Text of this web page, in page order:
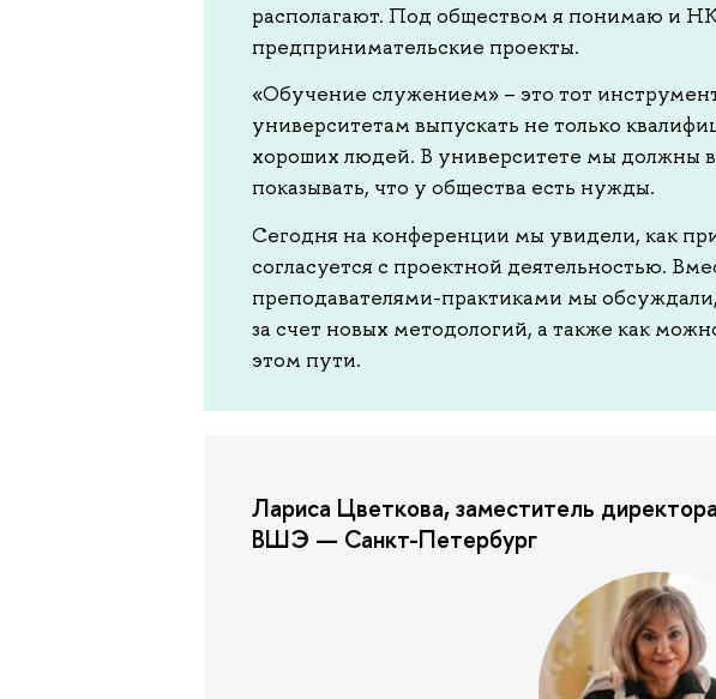
располагают. Под обществом я понимаю и
предпринимательские проекты.
«Обучение служением» – это тот
университетам выпускать не только
хороших людей. В университете мы должны
показывать, что у общества есть нужды.
Сегодня на конференции мы увидели, как
согласуется с проектной деятельностью.
преподавателями-практиками мы
за счет новых методологий, а также как
этом пути.
Лариса Цветкова, заместитель
ВШЭ — Санкт-Петербург